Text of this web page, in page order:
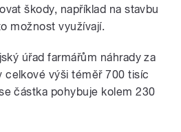
škody, například na stavbu
možnost využívají.
úřad farmářům náhrady za
celkové výši téměř 700 tisíc
částka pohybuje kolem 230